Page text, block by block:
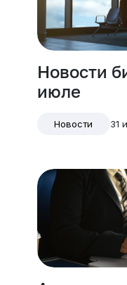
Новости
июле
Новости 31